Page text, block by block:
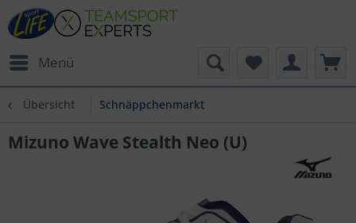
Menü
Übersicht Schnäppchenmarkt
Mizuno Wave Stealth Neo (U)